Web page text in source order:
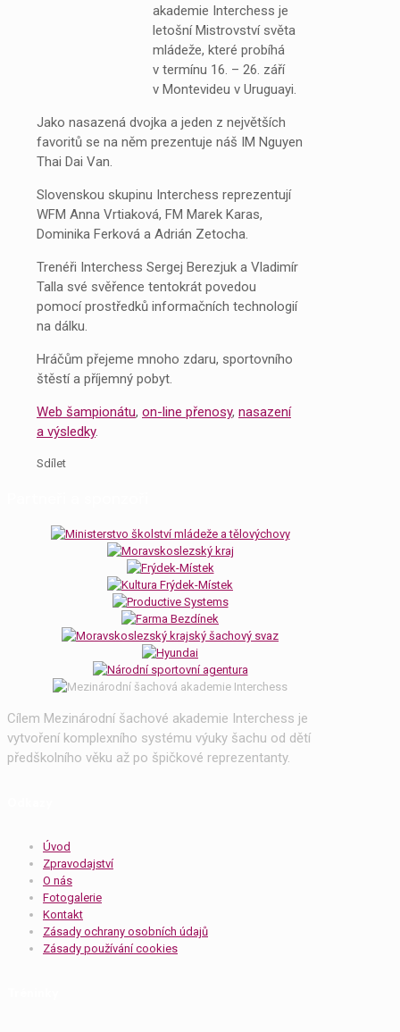
akademie Interchess je
letošní Mistrovství světa
mládeže, které probíhá
v termínu 16. – 26. září
v Montevideu v Uruguayi.
Jako nasazená dvojka a jeden z největších
favoritů se na něm prezentuje náš IM Nguyen
Thai Dai Van.
Slovenskou skupinu Interchess reprezentují
WFM Anna Vrtiaková, FM Marek Karas,
Dominika Ferková a Adrián Zetocha.
Trenéři Interchess Sergej Berezjuk a Vladimír
Talla své svěřence tentokrát povedou
pomocí prostředků informačních technologií
na dálku.
Hráčům přejeme mnoho zdaru, sportovního
štěstí a příjemný pobyt.
Web šampionátu, on-line přenosy, nasazení
a výsledky.
Sdílet
Cílem Mezinárodní šachové akademie Interchess je
vytvoření komplexního systému výuky šachu od dětí
předškolního věku až po špičkové reprezentanty.
Úvod
Zpravodajství
O nás
Fotogalerie
Kontakt
Zásady ochrany osobních údajů
Zásady používání cookies